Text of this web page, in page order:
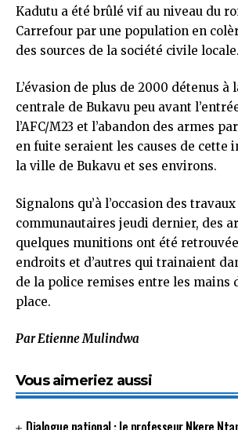
Kadutu a été brûlé vif au niveau du
Carrefour par une population en
des sources de la société civile locale.
L’évasion de plus de 2000 détenus à
centrale de Bukavu peu avant
l’AFC/M23 et l’abandon des armes
en fuite seraient les causes de cette
la ville de Bukavu et ses environs.
Signalons qu’à l’occasion des travaux
communautaires jeudi dernier, des
quelques munitions ont été
endroits et d’autres qui trainaient
de la police remises entre les mains
place.
Par Etienne Mulindwa
Vous aimeriez aussi